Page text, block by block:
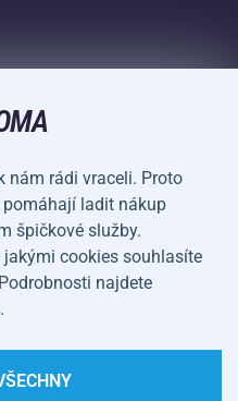
osobních údajů
nám rádi vraceli. Proto
pomáhají ladit nákup
špičkové služby.
cookies souhlasíte
najdete